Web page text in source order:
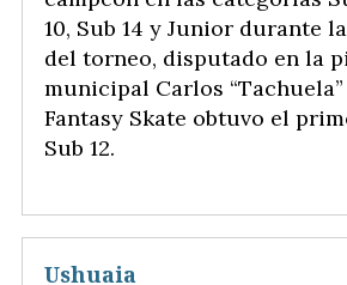
10, Sub 14 y Junior durante
del torneo, disputado en la
municipal Carlos
Fantasy Skate obtuvo el
Sub 12.
Ushuaia